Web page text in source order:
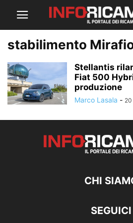
stabilimento
Stellantis
Fiat 500
produzione
Marco Lasala -
CHI
SEGUICI